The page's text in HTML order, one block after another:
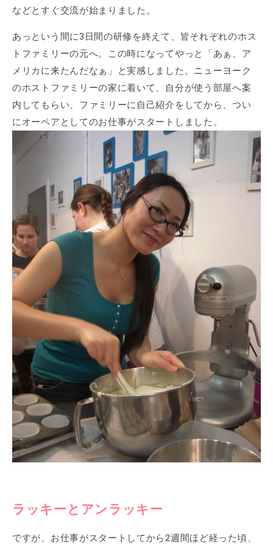
などとすぐ交流が始まりました。
あっという間に3日間の研修を終えて、皆それぞれのホス
トファミリーの元へ。この時になってやっと「あぁ、ア
メリカに来たんだなぁ」と実感しました。ニューヨーク
のホストファミリーの家に着いて、自分が使う部屋へ案
内してもらい、ファミリーに自己紹介をしてから、つい
にオーペアとしてのお仕事がスタートしました。
ラッキーとアンラッキー
ですが、お仕事がスタートしてから2週間ほど経った頃、